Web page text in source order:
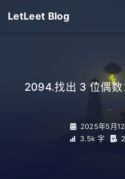
LetLeet Blog
2094.找出 3 位偶
2025年5月
3.5k 字